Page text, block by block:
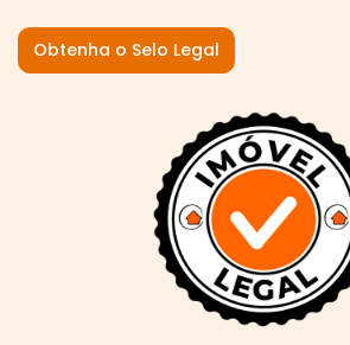
Obtenha o Selo Legal